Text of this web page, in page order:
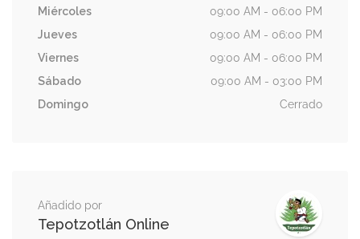
Miércoles
09:00 AM - 06:00 PM
Jueves
09:00 AM - 06:00 PM
Viernes
09:00 AM - 06:00 PM
Sábado
09:00 AM - 03:00 PM
Domingo
Cerrado
Añadido por
Tepotzotlán Online